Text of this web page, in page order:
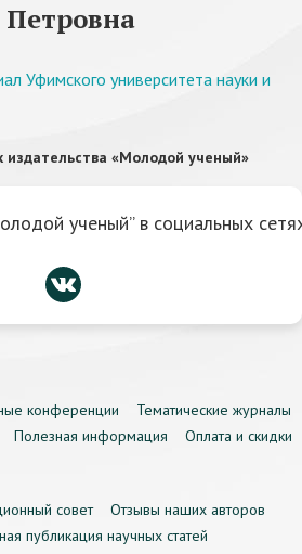
Уфимского университета науки и
издательства «Молодой ученый»
ученый” в социальных
конференции
Тематические журналы
Полезная информация
Оплата и скидки
совет
Отзывы наших авторов
публикация научных статей